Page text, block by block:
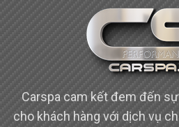
Carspa cam kết đem đến
cho khách hàng với dịch vụ